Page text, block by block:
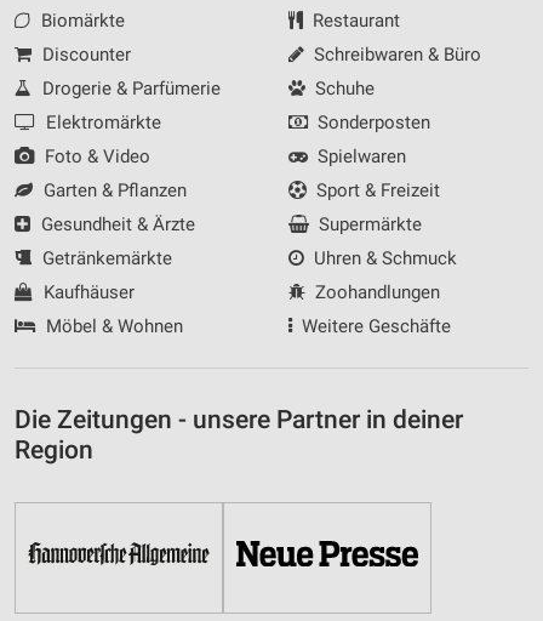
Biomärkte
Discounter
Drogerie & Parfümerie
Elektromärkte
Foto & Video
Garten & Pflanzen
Gesundheit & Ärzte
Getränkemärkte
Kaufhäuser
Möbel & Wohnen
Restaurant
Schreibwaren & Büro
Schuhe
Sonderposten
Spielwaren
Sport & Freizeit
Supermärkte
Uhren & Schmuck
Zoohandlungen
Weitere Geschäfte
Die Zeitungen - unsere Partner in deiner
Region